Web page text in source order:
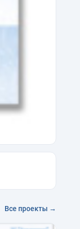
Все проекты →